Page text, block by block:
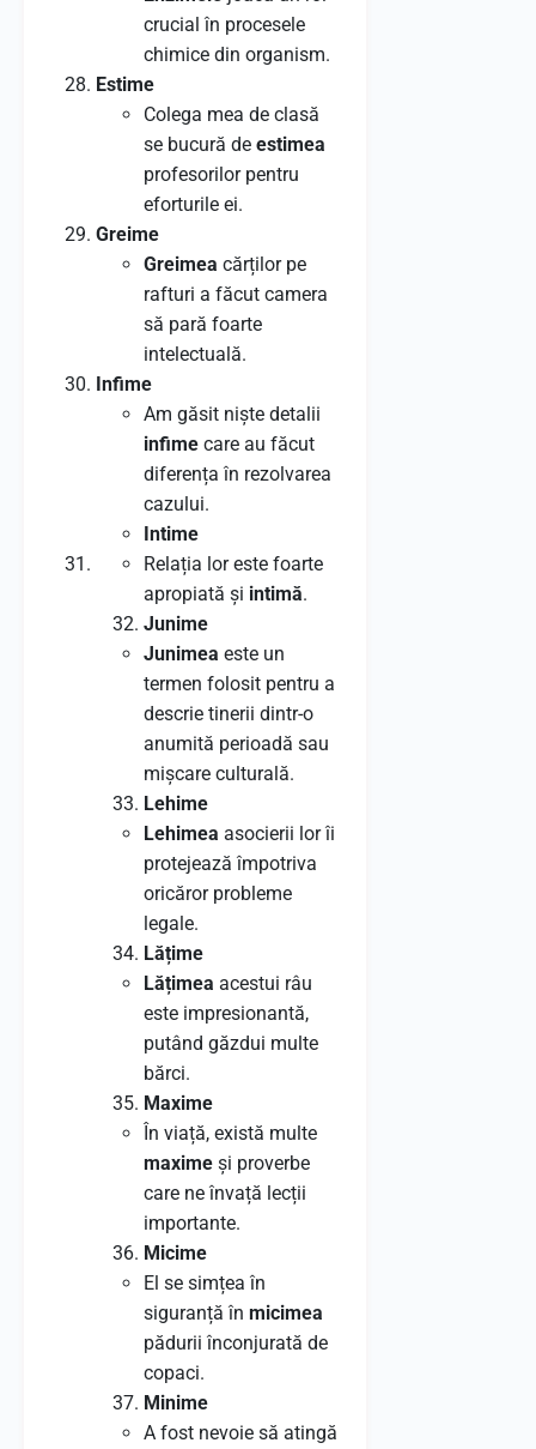
crucial în procesele
chimice din organism.
Estime
Colega mea de clasă
se bucură de estimea
profesorilor pentru
eforturile ei.
Greime
Greimea cărților pe
rafturi a făcut camera
să pară foarte
intelectuală.
Infime
Am găsit niște detalii
infime care au făcut
diferența în rezolvarea
cazului.
Intime
Relația lor este foarte
apropiată și intimă.
Junime
Junimea este un
termen folosit pentru a
descrie tinerii dintr-o
anumită perioadă sau
mișcare culturală.
Lehime
Lehimea asocierii lor îi
protejează împotriva
oricăror probleme
legale.
Lățime
Lățimea acestui râu
este impresionantă,
putând găzdui multe
bărci.
Maxime
În viață, există multe
maxime și proverbe
care ne învață lecții
importante.
Micime
El se simțea în
siguranță în micimea
pădurii înconjurată de
copaci.
Minime
A fost nevoie să atingă